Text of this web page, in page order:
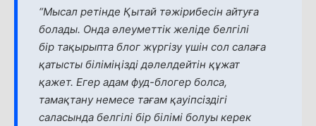
“Мысал ретінде Қытай тәжірибесін айтуға
болады. Онда әлеуметтік желіде белгілі
бір тақырыпта блог жүргізу үшін сол салаға
қатысты біліміңізді дәлелдейтін құжат
қажет. Егер адам фуд-блогер болса,
тамақтану немесе тағам қауіпсіздігі
саласында белгілі бір білімі болуы керек